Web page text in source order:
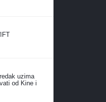
uzima
od Kine i